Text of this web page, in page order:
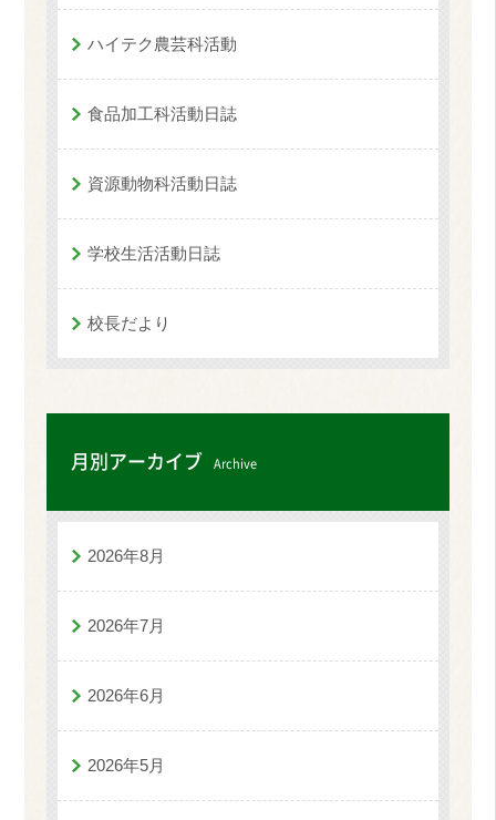
ハイテク農芸科活動
食品加工科活動日誌
資源動物科活動日誌
学校生活活動日誌
校長だより
月別アーカイブ Archive
2026年8月
2026年7月
2026年6月
2026年5月